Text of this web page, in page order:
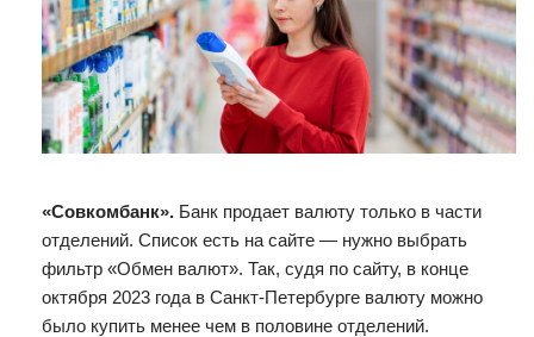
«Совкомбанк». Банк продает валюту только в части
отделений. Список есть на сайте — нужно выбрать
фильтр «Обмен валют». Так, судя по сайту, в конце
октября 2023 года в Санкт-Петербурге валюту можно
было купить менее чем в половине отделений.